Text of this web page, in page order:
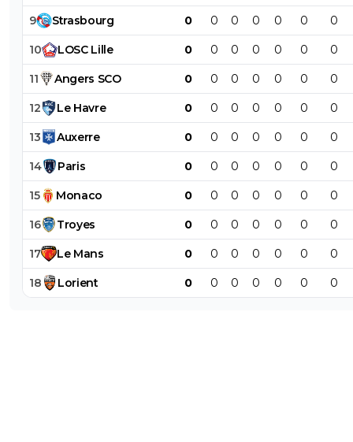
9 Strasbourg 0 0 0 0 0 0 0
10 LOSC Lille 0 0 0 0 0 0 0
11 Angers SCO 0 0 0 0 0 0 0
12 Le Havre 0 0 0 0 0 0 0
13 Auxerre 0 0 0 0 0 0 0
14 Paris 0 0 0 0 0 0 0
15 Monaco 0 0 0 0 0 0 0
16 Troyes 0 0 0 0 0 0 0
17 Le Mans 0 0 0 0 0 0 0
18 Lorient 0 0 0 0 0 0 0